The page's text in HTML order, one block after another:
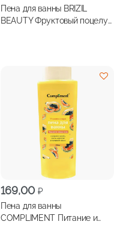
Пена для ванны BRIZIL
BEAUTY Фруктовый поцелуй
169,00 ₽
Пена для ванны
COMPLIMENT Питание и